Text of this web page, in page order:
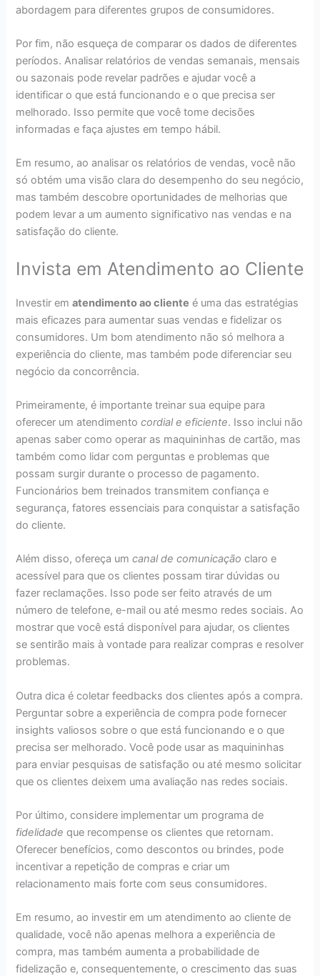
abordagem para diferentes grupos de consumidores.
Por fim, não esqueça de comparar os dados de diferentes
períodos. Analisar relatórios de vendas semanais, mensais
ou sazonais pode revelar padrões e ajudar você a
identificar o que está funcionando e o que precisa ser
melhorado. Isso permite que você tome decisões
informadas e faça ajustes em tempo hábil.
Em resumo, ao analisar os relatórios de vendas, você não
só obtém uma visão clara do desempenho do seu negócio,
mas também descobre oportunidades de melhorias que
podem levar a um aumento significativo nas vendas e na
satisfação do cliente.
Invista em Atendimento ao Cliente
Investir ematendimento ao cliente é uma das estratégias
mais eficazes para aumentar suas vendas e fidelizar os
consumidores. Um bom atendimento não só melhora a
experiência do cliente, mas também pode diferenciar seu
negócio da concorrência.
Primeiramente, é importante treinar sua equipe para
oferecer um atendimentocordial e eficiente. Isso inclui não
apenas saber como operar as maquininhas de cartão, mas
também como lidar com perguntas e problemas que
possam surgir durante o processo de pagamento.
Funcionários bem treinados transmitem confiança e
segurança, fatores essenciais para conquistar a satisfação
do cliente.
Além disso, ofereça umcanal de comunicação claro e
acessível para que os clientes possam tirar dúvidas ou
fazer reclamações. Isso pode ser feito através de um
número de telefone, e-mail ou até mesmo redes sociais. Ao
mostrar que você está disponível para ajudar, os clientes
se sentirão mais à vontade para realizar compras e resolver
problemas.
Outra dica é coletar feedbacks dos clientes após a compra.
Perguntar sobre a experiência de compra pode fornecer
insights valiosos sobre o que está funcionando e o que
precisa ser melhorado. Você pode usar as maquininhas
para enviar pesquisas de satisfação ou até mesmo solicitar
que os clientes deixem uma avaliação nas redes sociais.
Por último, considere implementar um programa de
fidelidade que recompense os clientes que retornam.
Oferecer benefícios, como descontos ou brindes, pode
incentivar a repetição de compras e criar um
relacionamento mais forte com seus consumidores.
Em resumo, ao investir em um atendimento ao cliente de
qualidade, você não apenas melhora a experiência de
compra, mas também aumenta a probabilidade de
fidelização e, consequentemente, o crescimento das suas